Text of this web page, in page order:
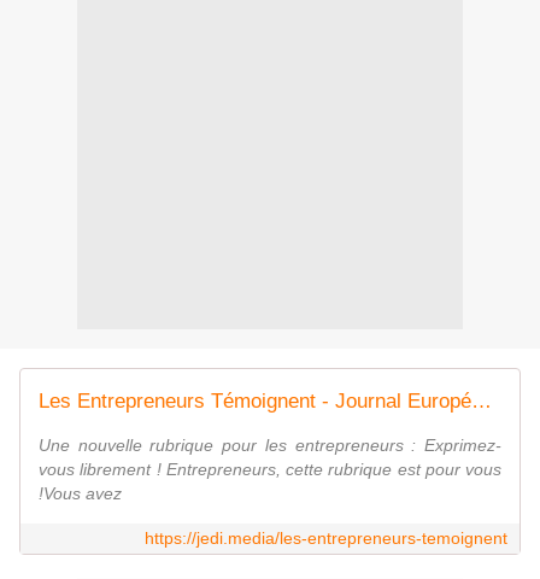
Les Entrepreneurs Témoignent - Journal Européen Des Indépendants
Une nouvelle rubrique pour les entrepreneurs : Exprimez-
vous librement ! Entrepreneurs, cette rubrique est pour vous
!Vous avez
https://jedi.media/les-entrepreneurs-temoignent